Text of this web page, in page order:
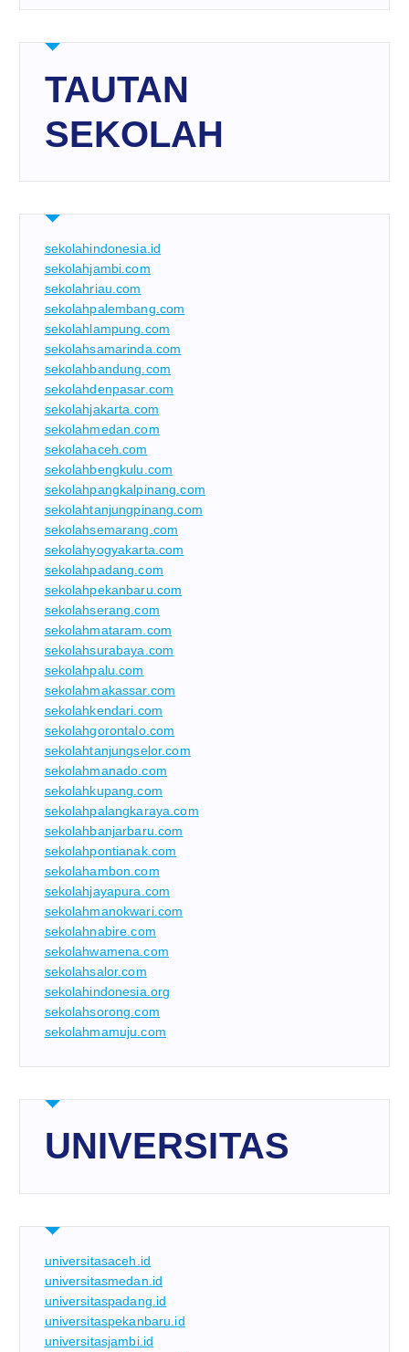
TAUTAN
SEKOLAH
sekolahindonesia.id
sekolahjambi.com
sekolahriau.com
sekolahpalembang.com
sekolahlampung.com
sekolahsamarinda.com
sekolahbandung.com
sekolahdenpasar.com
sekolahjakarta.com
sekolahmedan.com
sekolahaceh.com
sekolahbengkulu.com
sekolahpangkalpinang.com
sekolahtanjungpinang.com
sekolahsemarang.com
sekolahyogyakarta.com
sekolahpadang.com
sekolahpekanbaru.com
sekolahserang.com
sekolahmataram.com
sekolahsurabaya.com
sekolahpalu.com
sekolahmakassar.com
sekolahkendari.com
sekolahgorontalo.com
sekolahtanjungselor.com
sekolahmanado.com
sekolahkupang.com
sekolahpalangkaraya.com
sekolahbanjarbaru.com
sekolahpontianak.com
sekolahambon.com
sekolahjayapura.com
sekolahmanokwari.com
sekolahnabire.com
sekolahwamena.com
sekolahsalor.com
sekolahindonesia.org
sekolahsorong.com
sekolahmamuju.com
UNIVERSITAS
universitasaceh.id
universitasmedan.id
universitaspadang.id
universitaspekanbaru.id
universitasjambi.id